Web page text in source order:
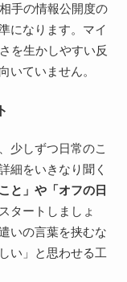
手の情報公開度の
になります。マイ
を生かしやすい反
いていません。
少しずつ日常のこ
細をいきなり聞く
と」や「オフの日
タートしましょ
いの言葉を挟むな
い」と思わせる工